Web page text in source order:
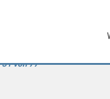
31 von 77